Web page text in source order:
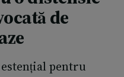
de
pentru